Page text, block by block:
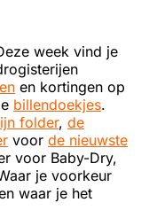
week vind je
en kortingen op
billendoekjes.
folder, de
voor de nieuwste
voor Baby-Dry,
je voorkeur
waar je het